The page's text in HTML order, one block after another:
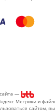
—
Метрики и
сайтом,